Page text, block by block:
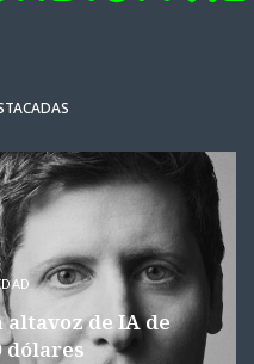
de IA de
dólares